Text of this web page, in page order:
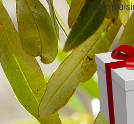
faire